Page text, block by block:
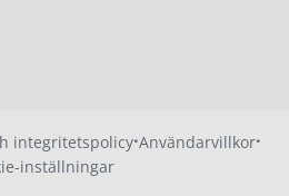
integritetspolicy·Användarvillkor·
inställningar